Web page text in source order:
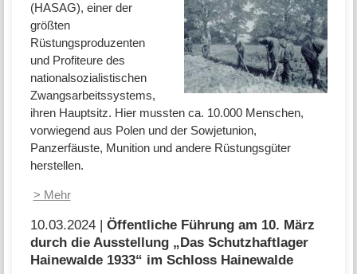
(HASAG), einer der
größten
Rüstungsproduzenten
und Profiteure des
nationalsozialistischen
Zwangsarbeitssystems,
ihren Hauptsitz. Hier mussten ca. 10.000 Menschen,
vorwiegend aus Polen und der Sowjetunion,
Panzerfäuste, Munition und andere Rüstungsgüter
herstellen.
> Mehr
10.03.2024 | Öffentliche Führung am 10. März
durch die Ausstellung „Das Schutzhaftlager
Hainewalde 1933“ im Schloss Hainewalde